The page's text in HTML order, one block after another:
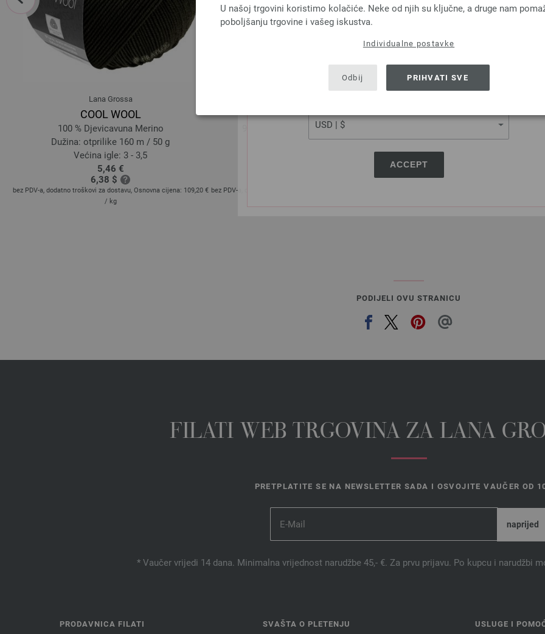
SHIPPING TO
USA - The United States of America
ACCEPT
U našoj trgovini koristimo kolačiće. Neke od njih su ključne, a druge nam
poboljšanju trgovine i vašeg iskustva.
Individualne postavke
Odbij PRIHVATI SVE
Lana Grossa
COOL WOOL
100 % Djevicavuna Merino
Dužina: otprilike 160 m / 50 g
Većina igle: 3 - 3,5
5,46 €
6,38 $
bez PDV-a, dodatno troškovi za dostavu, Osnovna cijena: 109,20 €
/ kg
ELASTICO
96 % Pamuk, 4 % Polyester (elité)
Dužina: otprilike 160 m / 50 g
bez PDV-a, dodatno troškovi za dostavu, Osnovna cijena:
COOL WOOL Big Uni/
100 % Djevicavuna
Dužina: otprilike 120 m /
PODIJELI OVU STRANICU
FILATI WEB TRGOVINA ZA LANA
PRETPLATITE SE NA NEWSLETTER SADA I OSVOJITE VAUČER OD
* Vaučer vrijedi 14 dana. Minimalna vrijednost narudžbe 45,- €. Za prvu prijavu. Po kupcu i narudžbi
PRODAVNICA FILATI SVAŠTA O PLETENJU USLUGE I